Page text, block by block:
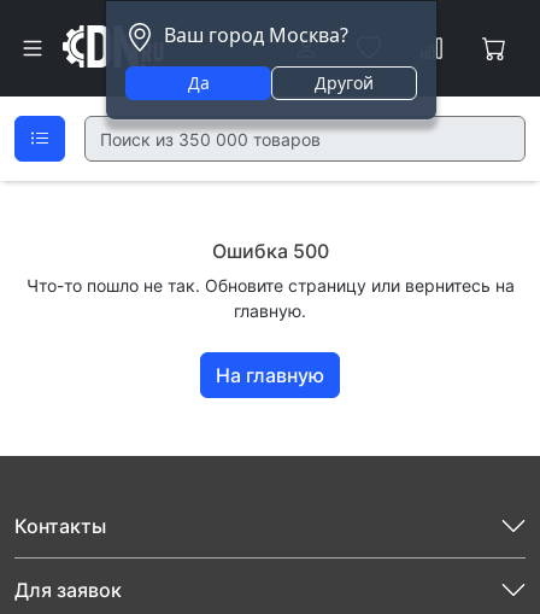
Ваш город Москва?
Да Другой
Ошибка 500
Что-то пошло не так. Обновите страницу или вернитесь на
главную.
На главную
Контакты
Для заявок